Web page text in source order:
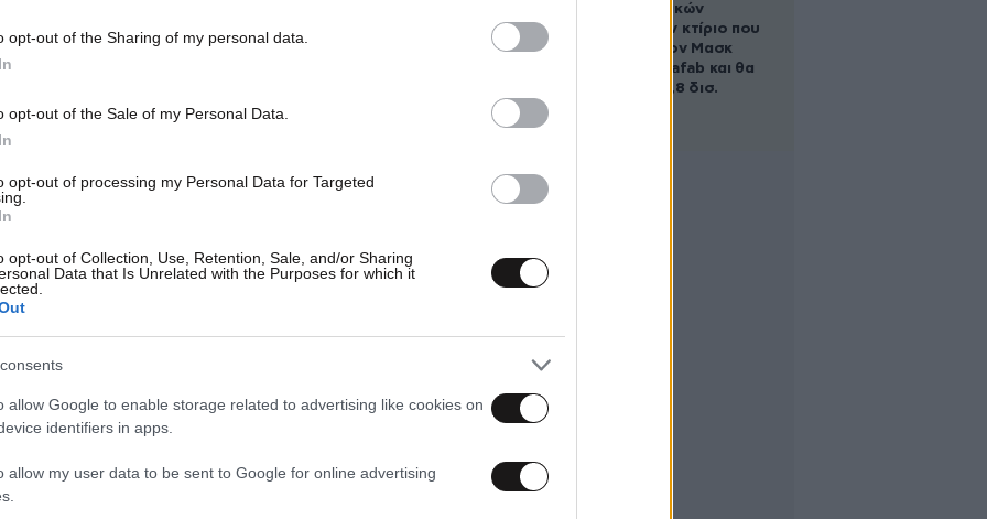
opt-out of the Sharing of my personal data.
opt-out of the Sale of my Personal Data.
opt-out of processing my Personal Data for Targeted
opt-out of Collection, Use, Retention, Sale, and/or Sharing
Data that Is Unrelated with the Purposes for which it
allow Google to enable storage related to advertising like cookies on
identifiers in apps.
allow my user data to be sent to Google for online advertising
θα αναχωρήσουν για τις χώρες
Το φαραωνικών
διαστάσεων κτίριο που
χτίζει ο Έλον Μασκ
λέγεται Terafab και θα
κοστίσει 16,8 δισ.